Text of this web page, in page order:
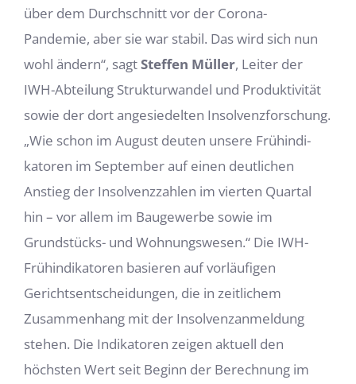
über dem Durchschnitt vor der Corona-
Pandemie, aber sie war stabil. Das wird sich nun
wohl ändern“, sagtSteffen Müller, Leiter der
IWH-Abteilung Strukturwandel und Produktivität
sowie der dort angesiedelten Insolvenzforschung.
„Wie schon im August deuten unsere Frühindi­
katoren im September auf einen deutlichen
Anstieg der Insolvenzzahlen im vierten Quartal
hin – vor allem im Baugewerbe sowie im
Grundstücks- und Wohnungswesen.“ Die IWH-
Frühindikatoren basieren auf vorläufigen
Gerichtsentscheidungen, die in zeit­lichem
Zusammenhang mit der Insolvenzanmeldung
stehen. Die Indikatoren zeigen aktuell den
höchsten Wert seit Beginn der Berechnung im